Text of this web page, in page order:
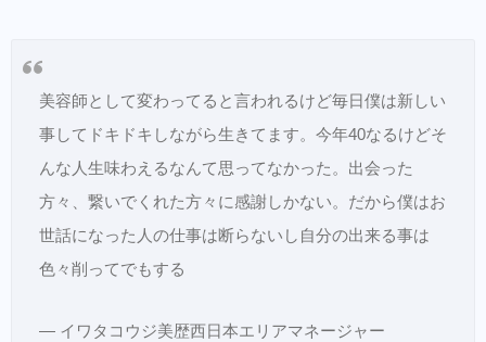
美容師として変わってると言われるけど毎日僕は新しい
事してドキドキしながら生きてます。今年40なるけどそ
んな人生味わえるなんて思ってなかった。出会った
方々、繋いでくれた方々に感謝しかない。だから僕はお
世話になった人の仕事は断らないし自分の出来る事は
色々削ってでもする
— イワタコウジ美歴西日本エリアマネージャー